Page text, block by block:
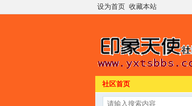
设为首页 收藏本站
社区首页